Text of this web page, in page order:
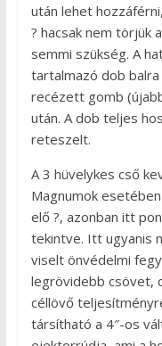
után lehet
? hacsak nem törjük
semmi szükség. A
tartalmazó dob
recézett gomb
után. A dob teljes
reteszelt.
A 3 hüvelykes cső
Magnumok
elő ?, azonban itt
tekintve. Itt ugyanis
viselt önvédelmi
legrövidebb csövet,
céllövő
társítható a 4″-os